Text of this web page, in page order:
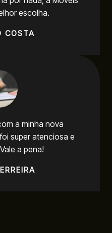
escolha.
COSTA
a minha nova
super atenciosa e
a pena!